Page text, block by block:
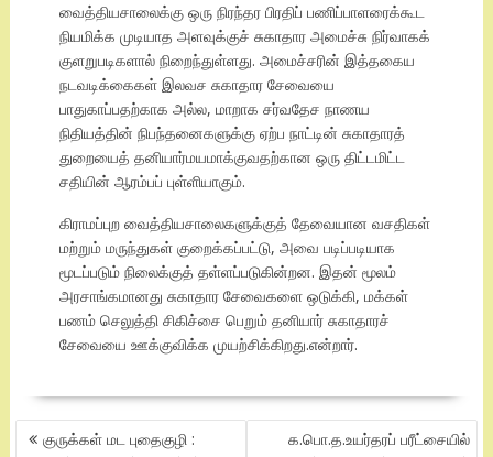
வைத்தியசாலைக்கு ஒரு நிரந்தர பிரதிப் பணிப்பாளரைக்கூட
நியமிக்க முடியாத அளவுக்குச் சுகாதார அமைச்சு நிர்வாகக்
குளறுபடிகளால் நிறைந்துள்ளது. அமைச்சரின் இத்தகைய
நடவடிக்கைகள் இலவச சுகாதார சேவையை
பாதுகாப்பதற்காக அல்ல, மாறாக சர்வதேச நாணய
நிதியத்தின் நிபந்தனைகளுக்கு ஏற்ப நாட்டின் சுகாதாரத்
துறையைத் தனியார்மயமாக்குவதற்கான ஒரு திட்டமிட்ட
சதியின் ஆரம்பப் புள்ளியாகும்.
கிராமப்புற வைத்தியசாலைகளுக்குத் தேவையான வசதிகள்
மற்றும் மருந்துகள் குறைக்கப்பட்டு, அவை படிப்படியாக
மூடப்படும் நிலைக்குத் தள்ளப்படுகின்றன. இதன் மூலம்
அரசாங்கமானது சுகாதார சேவைகளை ஒடுக்கி, மக்கள்
பணம் செலுத்தி சிகிச்சை பெறும் தனியார் சுகாதாரச்
சேவையை ஊக்குவிக்க முயற்சிக்கிறது.என்றார்.
POSTகுருக்கள் மட புதைகுழி :
க.பொ.த.உயர்தரப் பரீட்சையில்